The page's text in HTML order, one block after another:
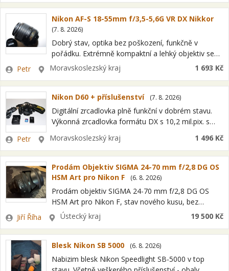
Ultrazvukový zaostřovací motor (SWM) pro…
Nikon AF-S 18-55mm f/3,5-5,6G VR DX Nikkor
(7. 8. 2026)
Dobrý stav, optika bez poškození, funkčně v
pořádku. Extrémně kompaktní a lehký objektiv se
zoomem, vybavený vysoce kvalitní optikou.
Exkluzivní ultrazvukový zaostřovací motor Nikon
(SWM) pro rychlé, přesné…
Zadavatel
Petr LokalitaMoravskoslezský kraj 1 693 Kč
Nikon D60 + příslušenství (7. 8. 2026)
Digitální zrcadlovka plně funkční v dobrém stavu.
Výkonná zrcadlovka formátu DX s 10,2 mil.pix. s
Širokým rozsahem citlivostí ISO. Snadno
ovladatelný přístroj s…
Zadavatel
Petr LokalitaMoravskoslezský kraj 1 496 Kč
Prodám Objektiv SIGMA 24-70 mm f/2,8 DG OS
HSM Art pro Nikon F
(6. 8. 2026)
Prodám objektiv SIGMA 24-70 mm f/2,8 DG OS
HSM Art pro Nikon F, stav nového kusu, bez
známek používání. Stáří cca 3 roky. Použit na cca
1000 snímků.…
Zadavatel
Jiří Říha Lokalita
Ústecký kraj 19 500 Kč
Blesk Nikon SB 5000 (6. 8. 2026)
Nabizim blesk Nikon Speedlight SB-5000 v top